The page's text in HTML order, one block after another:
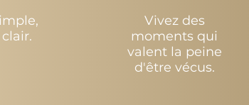
Vivez des
moments qui
valent la peine
d'être vécus.